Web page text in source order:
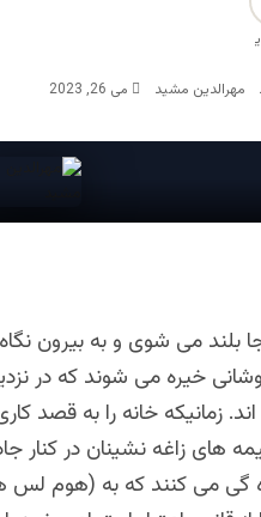
مهرالدین مشید می 26, 2023
بلند می شوی و به بیرون
خیره می شوند که در
زمانیکه خانه را به قصد
های زاغه نشینان در کنار
گی می کنند که به (هوم لس